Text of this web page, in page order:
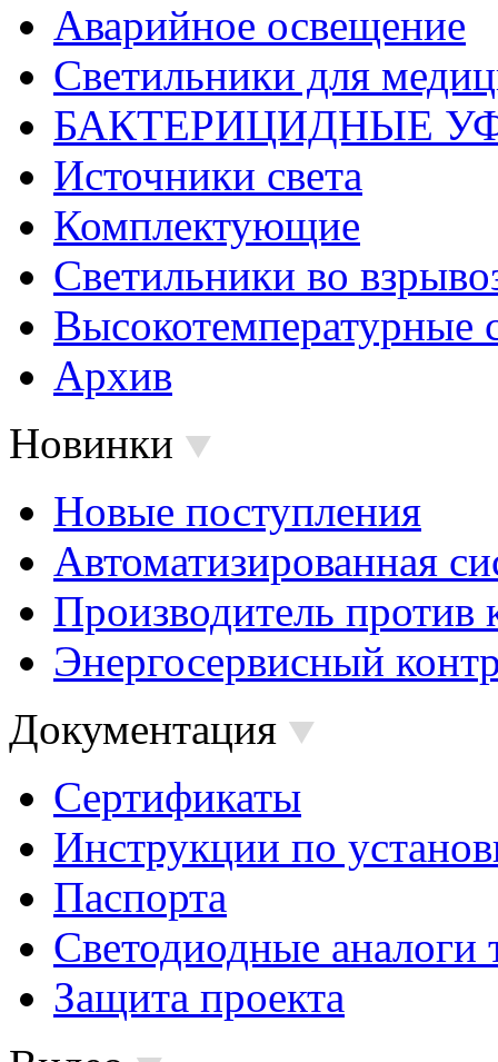
Аварийное освещение
Светильники для
БАКТЕРИЦИДНЫЕ
Источники света
Комплектующие
Светильники во
Высокотемпературные
Архив
Новинки
Новые поступления
Автоматизированная
Производитель против
Энергосервисный
Документация
Сертификаты
Инструкции по
Паспорта
Светодиодные аналоги
Защита проекта